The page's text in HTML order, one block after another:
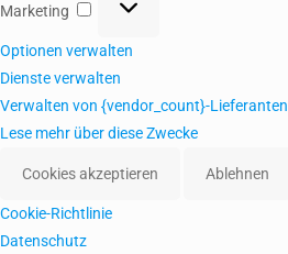
Marketing
Optionen verwalten
Dienste verwalten
Verwalten von {vendor_count}-Lieferanten
Lese mehr über diese Zwecke
Cookies akzeptieren Ablehnen
Cookie-Richtlinie
Datenschutz